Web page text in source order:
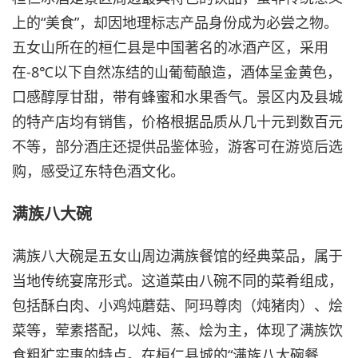
上的“美食”，却因地理标志产品身份成为必尝之物。
五女山所在的桓仁县是中国著名的冰酒产区，采用
在-8℃以下自然冻结的山葡萄酿造，酒体呈金黄色，
口感醇厚甘甜，带有蜂蜜和水果香气。景区内及县城
的特产店均有销售，价格根据品质从几十元到数百元
不等，部分酒庄还提供品鉴体验，游客可在游览后选
购，感受辽东特色酒文化。
满族八大碗
满族八大碗是五女山周边满族餐馆的经典菜品，属于
当地传统宴席形式。这道菜由八碗不同的菜肴组成，
包括酥白肉、小鸡炖蘑菇、阿玛尊肉（炖猪肉）、烩
菜等，荤素搭配，以炖、蒸、烩为主，体现了满族饮